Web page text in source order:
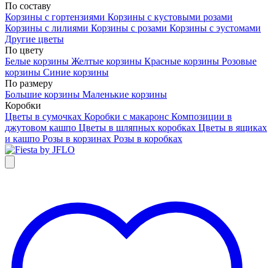
По составу
Корзины с гортензиями Корзины с кустовыми розами
Корзины с лилиями Корзины с розами Корзины с эустомами
Другие цветы
По цвету
Белые корзины Желтые корзины Красные корзины Розовые
корзины Синие корзины
По размеру
Большие корзины Маленькие корзины
Коробки
Цветы в сумочках Коробки с макаронс Композиции в
джутовом кашпо Цветы в шляпных коробках Цветы в ящиках
и кашпо Розы в корзинах Розы в коробках